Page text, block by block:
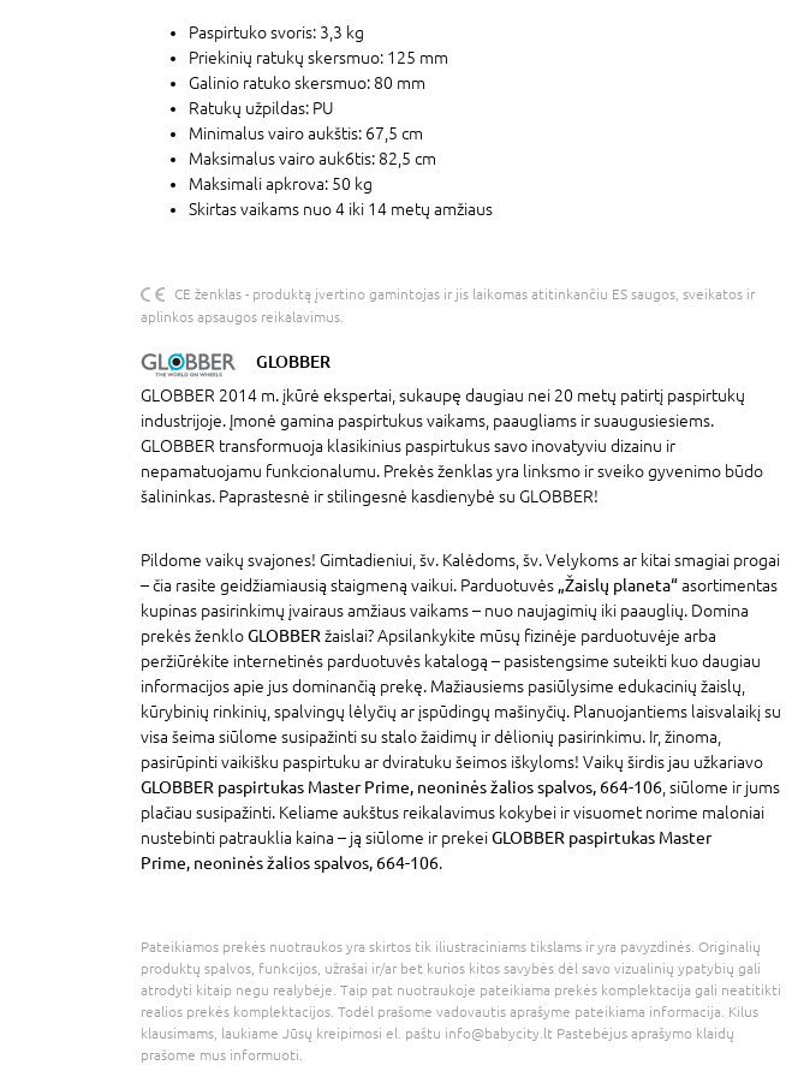
Paspirtuko svoris: 3,3 kg
Priekinių ratukų skersmuo: 125 mm
Galinio ratuko skersmuo: 80 mm
Ratukų užpildas: PU
Minimalus vairo aukštis: 67,5 cm
Maksimalus vairo auk6tis: 82,5 cm
Maksimali apkrova: 50 kg
Skirtas vaikams nuo 4 iki 14 metų amžiaus
CE ženklas - produktą įvertino gamintojas ir jis laikomas atitinkančiu ES saugos, sveikatos ir
aplinkos apsaugos reikalavimus.
GLOBBER
GLOBBER 2014 m. įkūrė ekspertai, sukaupę daugiau nei 20 metų patirtį paspirtukų
industrijoje. Įmonė gamina paspirtukus vaikams, paaugliams ir suaugusiesiems.
GLOBBER transformuoja klasikinius paspirtukus savo inovatyviu dizainu ir
nepamatuojamu funkcionalumu. Prekės ženklas yra linksmo ir sveiko gyvenimo būdo
šalininkas. Paprastesnė ir stilingesnė kasdienybė su GLOBBER!
Pildome vaikų svajones! Gimtadieniui, šv. Kalėdoms, šv. Velykoms ar kitai smagiai progai
– čia rasite geidžiamiausią staigmeną vaikui. Parduotuvės „Žaislų planeta“asortimentas
kupinas pasirinkimų įvairaus amžiaus vaikams – nuo naujagimių iki paauglių. Domina
prekės ženkloGLOBBER žaislai? Apsilankykite mūsų fizinėje parduotuvėje arba
peržiūrėkite internetinės parduotuvės katalogą – pasistengsime suteikti kuo daugiau
informacijos apie jus dominančią prekę. Mažiausiems pasiūlysime edukacinių žaislų,
kūrybinių rinkinių, spalvingų lėlyčių ar įspūdingų mašinyčių. Planuojantiems laisvalaikį su
visa šeima siūlome susipažinti su stalo žaidimų ir dėlionių pasirinkimu. Ir, žinoma,
pasirūpinti vaikišku paspirtuku ar dviratuku šeimos iškyloms! Vaikų širdis jau užkariavo
GLOBBER paspirtukas Master Prime, neoninės žalios spalvos, 664-106 , siūlome ir jums
plačiau susipažinti. Keliame aukštus reikalavimus kokybei ir visuomet norime maloniai
nustebinti patrauklia kaina – ją siūlome ir prekeiGLOBBER paspirtukas Master
Prime, neoninės žalios spalvos, 664-106.
Pateikiamos prekės nuotraukos yra skirtos tik iliustraciniams tikslams ir yra pavyzdinės. Originalių
produktų spalvos, funkcijos, užrašai ir/ar bet kurios kitos savybės dėl savo vizualinių ypatybių gali
atrodyti kitaip negu realybėje. Taip pat nuotraukoje pateikiama prekės komplektacija gali neatitikti
realios prekės komplektacijos. Todėl prašome vadovautis aprašyme pateikiama informacija. Kilus
klausimams, laukiame Jūsų kreipimosi el. paštu info@babycity.lt Pastebėjus aprašymo klaidų
prašome mus informuoti.